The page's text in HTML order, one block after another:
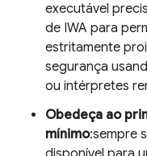
executável
de IWA para
estritamente
segurança
ou intérpretes
Obedeça ao
mínimo:sempre